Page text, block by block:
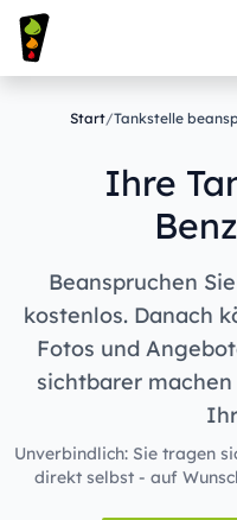
Start/Tankstelle
Ihre
Beanspruchen
kostenlos. Danach
Fotos und
sichtbarer
Unverbindlich: Sie tragen
direkt selbst - auf